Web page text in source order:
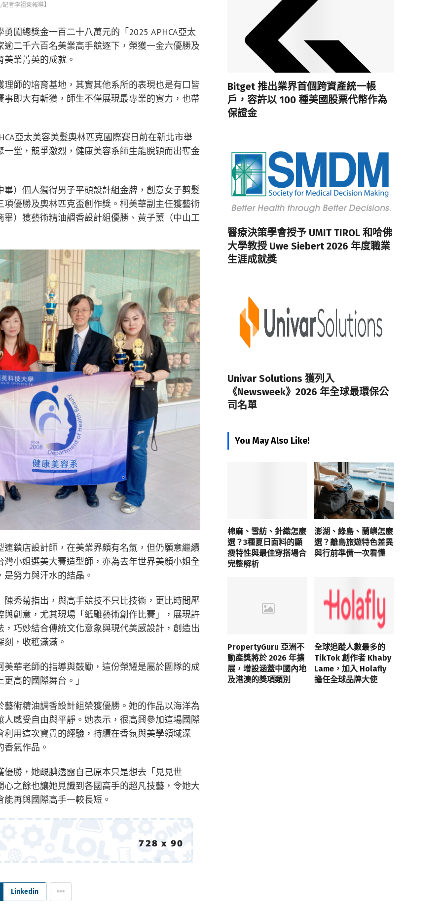
者李祖東報導】
闖總獎金一百二十八萬元的「2025 APHCA亞太
二千六百名美業高手競逐下，榮獲一金六優勝及
業菁英的成就。
師的培育基地，其實其他系所的表現也是有口皆
即大有斬獲，師生不僅展現最專業的實力，也帶
亞太美容美髮奧林匹克國際賽日前在新北市舉
堂，競爭激烈，健康美容系師生能脫穎而出奪金
）個人獨得男子平頭設計組金牌，創意女子剪髮
優勝及奧林匹克盃創作獎。柯美華副主任獲藝術
）獲藝術精油調香設計組優勝、黃子薰（中山工
鎖店設計師，在美業界頗有名氣，但仍願意繼續
小姐選美大賽造型師，亦為去年世界美顏小姐全
努力與汗水的結晶。
秀菊指出，與高手競技不只比技術，更比時間壓
創意，尤其現場「紙雕藝術創作比賽」，展現許
巧妙結合傳統文化意象與現代美感設計，創造出
，收穫滿滿。
華老師的指導與鼓勵，這份榮耀是屬於團隊的成
高的國際舞台。」
術精油調香設計組榮獲優勝。她的作品以海洋為
感受自由與平靜。她表示，很高興參加這場國際
用這次寶貴的經驗，持續在香氛與美學領域深
氣作品。
勝，她靦腆透露自己原本只是想去「見見世
之餘也讓她見識到各國高手的超凡技藝，令她大
再與國際高手一較長短。
Linkedin
Bitget 推出業界首個跨資產統一帳
戶，容許以 100 種美國股票代幣作為
保證金
醫療決策學會授予 UMIT TIROL 和哈佛
大學教授 Uwe Siebert 2026 年度職業
生涯成就獎
Univar Solutions 獲列入
《Newsweek》2026 年全球最環保公
司名單
You May Also Like!
棉麻、雪紡、針織怎麼
選？3種夏日面料的顯
瘦特性與最佳穿搭場合
完整解析
澎湖、綠島、蘭嶼怎麼
選？離島旅遊特色差異
與行前準備一次看懂
PropertyGuru 亞洲不
動產獎將於 2026 年擴
展，增設涵蓋中國內地
及港澳的獎項類別
全球追蹤人數最多的
TikTok 創作者 Khaby
Lame，加入 Holafly
擔任全球品牌大使